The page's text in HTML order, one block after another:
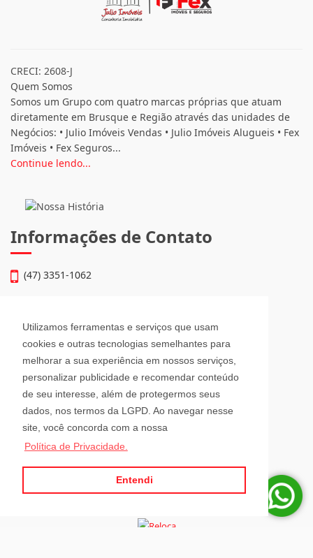
Utilizamos ferramentas e serviços que usam
cookies e outras tecnologias semelhantes para
melhorar a sua experiência em nossos serviços,
personalizar publicidade e recomendar conteúdo
de seu interesse, além de protegermos seus
dados, nos termos da LGPD. Ao navegar nesse
site, você concorda com a nossa
Política de Privacidade.
Entendi
CRECI: 2608-J
Quem Somos
Somos um Grupo com quatro marcas próprias que atuam
diretamente em Brusque e Região através das unidades de
Negócios: • Julio Imóveis Vendas • Julio Imóveis Alugueis • Fex
Imóveis • Fex Seguros...
Continue lendo...
Informações de Contato
(47) 3351-1062
Avenida Hugo Schlösser, 69, Jardim Maluche
Brusque - Santa Catarina
CEP: 88354-300
Horário de Atendimento
Segunda a Sexta-Feira
08h00 - 12h00 e 13h30 - 18h00
08h30 - 12h00